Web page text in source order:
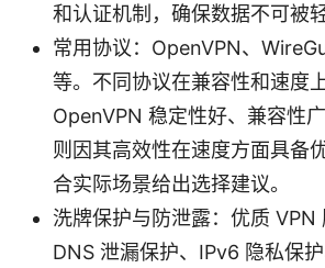
和认证机制，确保数据不可被
常用协议：OpenVPN、
等。不同协议在兼容性和速度
OpenVPN 稳定性好、兼容性
则因其高效性在速度方面具备
合实际场景给出选择建议。
洗牌保护与防泄露：优质 VPN
DNS 泄漏保护、IPv6 隐私保